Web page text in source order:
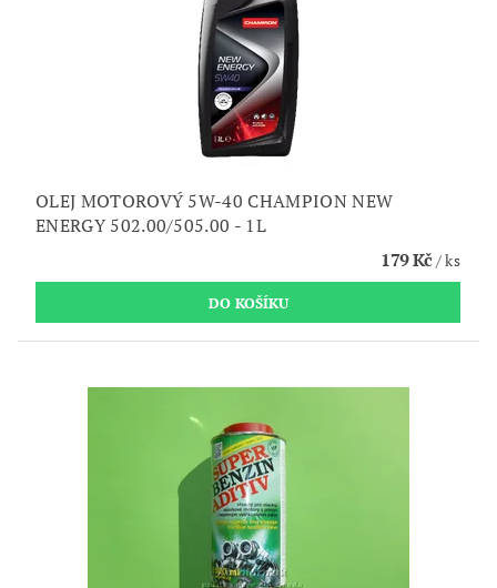
OLEJ MOTOROVÝ 5W-40 CHAMPION NEW
ENERGY 502.00/505.00 - 1L
179 Kč/ ks